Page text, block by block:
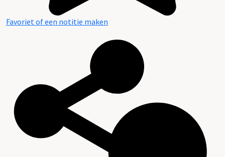
Favoriet of een notitie maken